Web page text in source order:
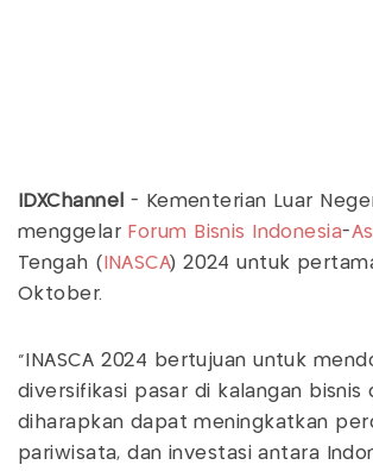
IDXChannel
- Kementerian Luar
menggelar Forum Bisnis Indonesia-
Tengah ( INASCA) 2024 untuk
Oktober.
"INASCA 2024 bertujuan untuk
diversifikasi pasar di kalangan bisnis
diharapkan dapat meningkatkan
pariwisata, dan investasi antara